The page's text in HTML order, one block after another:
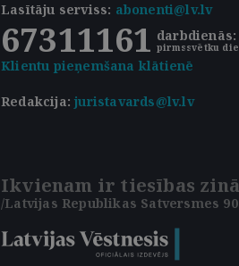
Lasītāju serviss: abonenti@lv.lv
67311161 darbdienās:
pirmssvētku
Klientu pieņemšana klātienē
Redakcija:juristavards@lv.lv
Ikvienam ir tiesības
/Latvijas Republikas Satversmes